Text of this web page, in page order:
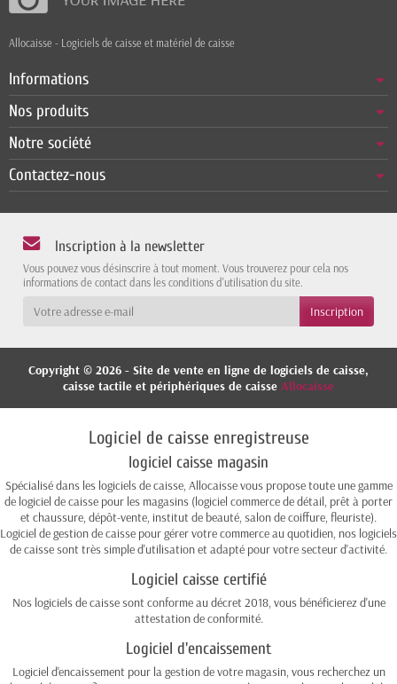
Allocaisse - Logiciels de caisse et matériel de caisse
Informations
Nos produits
Notre société
Contactez-nous
Inscription à la newsletter
Vous pouvez vous désinscrire à tout moment. Vous trouverez pour cela nos
informations de contact dans les conditions d'utilisation du site.
Copyright © 2026 - Site de vente en ligne de logiciels de caisse,
caisse tactile et périphériques de caisse Allocaisse
Logiciel de caisse enregistreuse
logiciel caisse magasin
Spécialisé dans les logiciels de caisse, Allocaisse vous propose toute une gamme
de logiciel de caisse pour les magasins (logiciel commerce de détail, prêt à porter
et chaussure, dépôt-vente, institut de beauté, salon de coiffure, fleuriste).
Logiciel de gestion de caisse pour gérer votre commerce au quotidien, nos logiciels
de caisse sont très simple d'utilisation et adapté pour votre secteur d'activité.
Logiciel caisse certifié
Nos logiciels de caisse sont conforme au décret 2018, vous bénéficierez d'une
attestation de conformité.
Logiciel d'encaissement
Logiciel d'encaissement pour la gestion de votre magasin, vous recherchez un